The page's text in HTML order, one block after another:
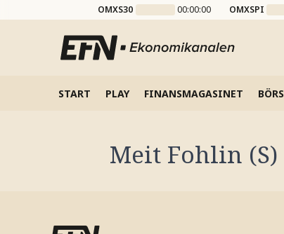
OMXS30 00:00:00 OMXSPI
START PLAY FINANSMAGASINET BÖRS
Meit Fohlin (S)